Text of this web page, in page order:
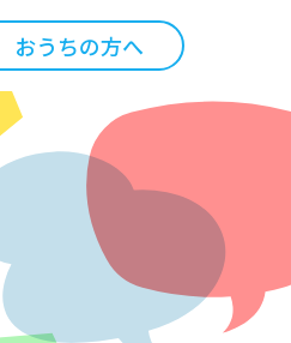
おうちの方へ